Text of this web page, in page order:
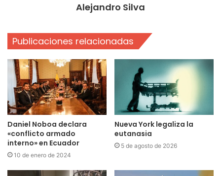
Alejandro Silva
Publicaciones relacionadas
Daniel Noboa declara
«conflicto armado
interno» en Ecuador
10 de enero de 2024
Nueva York legaliza la
eutanasia
5 de agosto de 2026